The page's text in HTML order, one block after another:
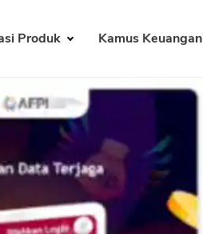
Produk Kamus Keuangan